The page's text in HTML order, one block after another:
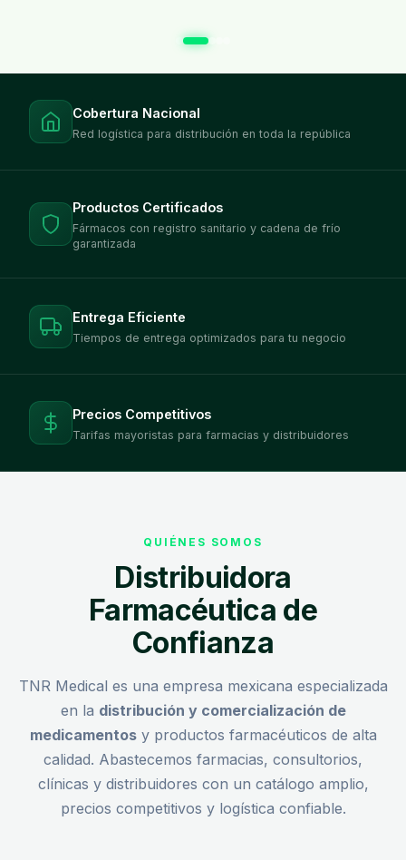
Cobertura Nacional
Red logística para distribución en toda la república
Productos Certificados
Fármacos con registro sanitario y cadena de frío
garantizada
Entrega Eficiente
Tiempos de entrega optimizados para tu negocio
Precios Competitivos
Tarifas mayoristas para farmacias y distribuidores
QUIÉNES SOMOS
Distribuidora
Farmacéutica de
Confianza
TNR Medical es una empresa mexicana especializada
en la distribución y comercialización de
medicamentosy productos farmacéuticos de alta
calidad. Abastecemos farmacias, consultorios,
clínicas y distribuidores con un catálogo amplio,
precios competitivos y logística confiable.